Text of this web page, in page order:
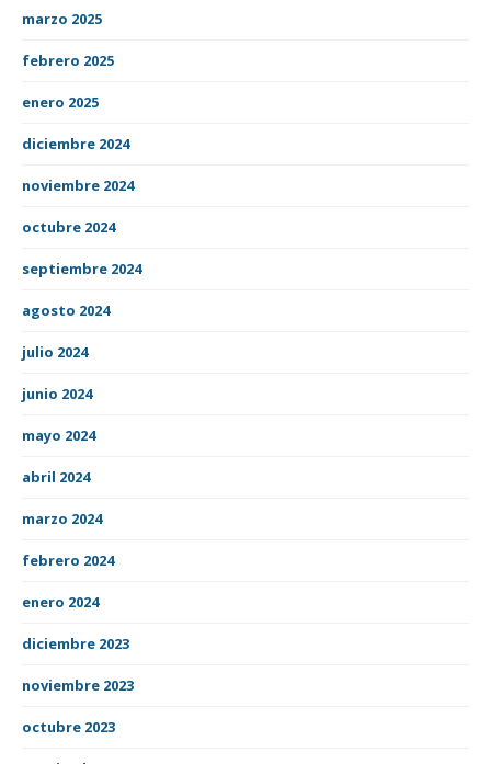
marzo 2025
febrero 2025
enero 2025
diciembre 2024
noviembre 2024
octubre 2024
septiembre 2024
agosto 2024
julio 2024
junio 2024
mayo 2024
abril 2024
marzo 2024
febrero 2024
enero 2024
diciembre 2023
noviembre 2023
octubre 2023